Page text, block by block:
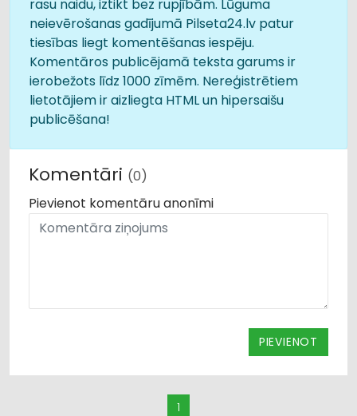
rasu naidu, iztikt bez rupjībām. Lūguma
neievērošanas gadījumā Pilseta24.lv patur
tiesības liegt komentēšanas iespēju.
Komentāros publicējamā teksta garums ir
ierobežots līdz 1000 zīmēm. Nereģistrētiem
lietotājiem ir aizliegta HTML un hipersaišu
publicēšana!
Komentāri (0)
Pievienot komentāru anonīmi
PIEVIENOT
1